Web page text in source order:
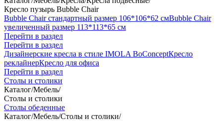
Кресло пузырь Bubble Chair
Bubble Chair стандартный размер 106*106*62 смBubble Chair
увеличенный размер 113*113*65 см
Перейти в раздел
Перейти в раздел
Дизайнерские кресла в стиле IMOLA BoConceptКресло
реклайнерКресло для офиса
Перейти в раздел
Столы и столики
Каталог/Мебель/
Столы и столики
Столы обеденные
Каталог/Мебель/Столы и столики/